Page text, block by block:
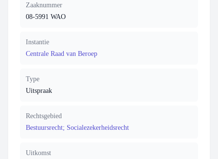
Zaaknummer
08-5991 WAO
Instantie
Centrale Raad van Beroep
Type
Uitspraak
Rechtsgebied
Bestuursrecht; Socialezekerheidsrecht
Uitkomst